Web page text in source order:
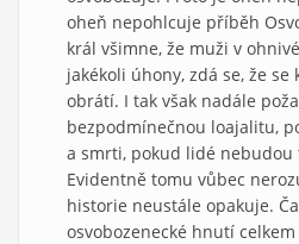
oheň nepohlcuje příběh
král všimne, že muži v
jakékoli úhony, zdá se, že se
obrátí. I tak však nadále
bezpodmínečnou loajalitu,
a smrti, pokud lidé nebudou
Evidentně tomu vůbec
historie neustále opakuje.
osvobozenecké hnutí